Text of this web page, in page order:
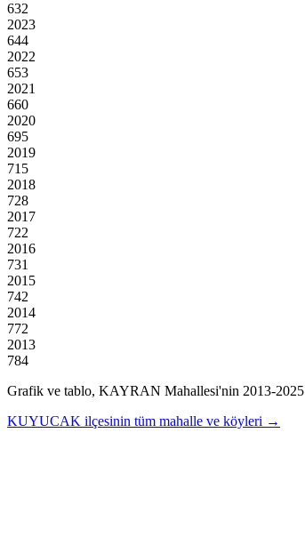
632
2023
644
2022
653
2021
660
2020
695
2019
715
2018
728
2017
722
2016
731
2015
742
2014
772
2013
784
Grafik ve tablo, KAYRAN Mahallesi'nin 2013-2025
KUYUCAK ilçesinin tüm mahalle ve köyleri →